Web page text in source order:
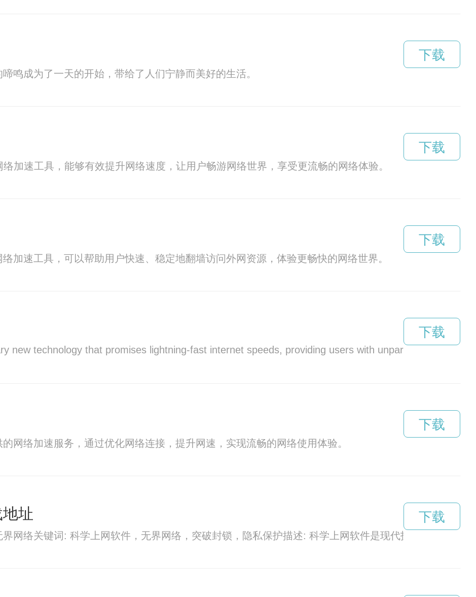
鸣成为了一天的开始，带给了人们宁静而美好的生活。
下载
加速工具，能够有效提升网络速度，让用户畅游网络世界，享受更流畅的网络体验。
下载
加速工具，可以帮助用户快速、稳定地翻墙访问外网资源，体验更畅快的网络世界。
下载
new technology that promises lightning-fast internet speeds, providing users with unparalleled
下载
网络加速服务，通过优化网络连接，提升网速，实现流畅的网络使用体验。
下载
址
网络关键词: 科学上网软件，无界网络，突破封锁，隐私保护描述: 科学上网软件是现代技术的杰出
下载